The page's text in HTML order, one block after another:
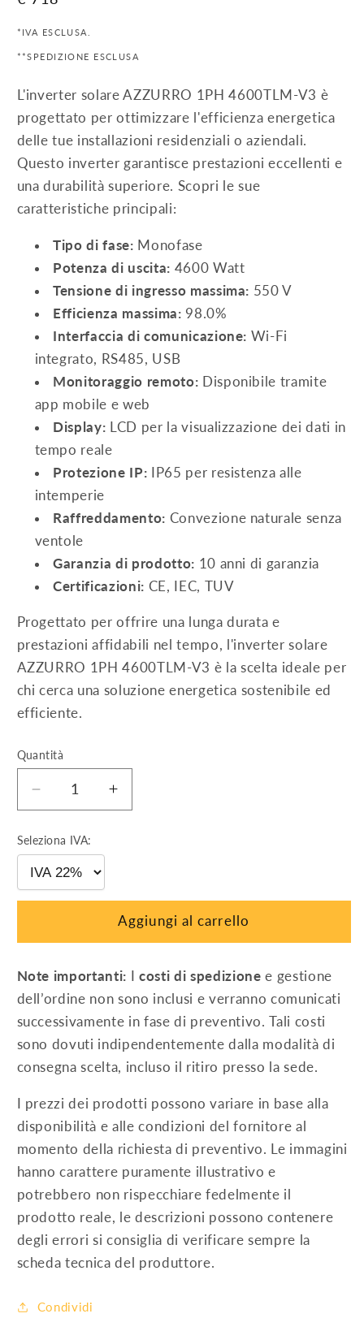
listino
*IVA ESCLUSA.
**SPEDIZIONE ESCLUSA
L'inverter solare AZZURRO 1PH 4600TLM-V3 è
progettato per ottimizzare l'efficienza energetica
delle tue installazioni residenziali o aziendali.
Questo inverter garantisce prestazioni eccellenti e
una durabilità superiore. Scopri le sue
caratteristiche principali:
Tipo di fase: Monofase
Potenza di uscita: 4600 Watt
Tensione di ingresso massima: 550 V
Efficienza massima: 98.0%
Interfaccia di comunicazione: Wi-Fi
integrato, RS485, USB
Monitoraggio remoto: Disponibile tramite
app mobile e web
Display: LCD per la visualizzazione dei dati in
tempo reale
Protezione IP: IP65 per resistenza alle
intemperie
Raffreddamento: Convezione naturale senza
ventole
Garanzia di prodotto: 10 anni di garanzia
Certificazioni: CE, IEC, TUV
Progettato per offrire una lunga durata e
prestazioni affidabili nel tempo, l'inverter solare
AZZURRO 1PH 4600TLM-V3 è la scelta ideale per
chi cerca una soluzione energetica sostenibile ed
efficiente.
Quantità
Diminuisci
quantità
per
INVERTER
4.6
KW
4600TLM-
Aumenta
quantità
1PH
4600TLM-
Seleziona IVA:
Aggiungi al carrello
Note importanti: Icosti di spedizione e gestione
dell’ordine non sono inclusi e verranno comunicati
successivamente in fase di preventivo. Tali costi
sono dovuti indipendentemente dalla modalità di
consegna scelta, incluso il ritiro presso la sede.
I prezzi dei prodotti possono variare in base alla
disponibilità e alle condizioni del fornitore al
momento della richiesta di preventivo. Le immagini
hanno carattere puramente illustrativo e
potrebbero non rispecchiare fedelmente il
prodotto reale, le descrizioni possono contenere
degli errori si consiglia di verificare sempre la
scheda tecnica del produttore.
Condividi